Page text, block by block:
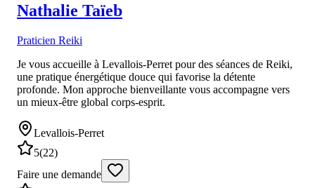
Nathalie Taïeb
Praticien Reiki
Je vous accueille à Levallois-Perret pour des séances de Reiki,
une pratique énergétique douce qui favorise la détente
profonde. Mon approche bienveillante vous accompagne vers
un mieux-être global corps-esprit.
Levallois-Perret
5(22)
Faire une demande